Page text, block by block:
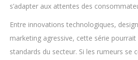
s’adapter aux attentes des
Entre innovations technologiques,
marketing agressive, cette série pourrait
standards du secteur. Si les rumeurs se